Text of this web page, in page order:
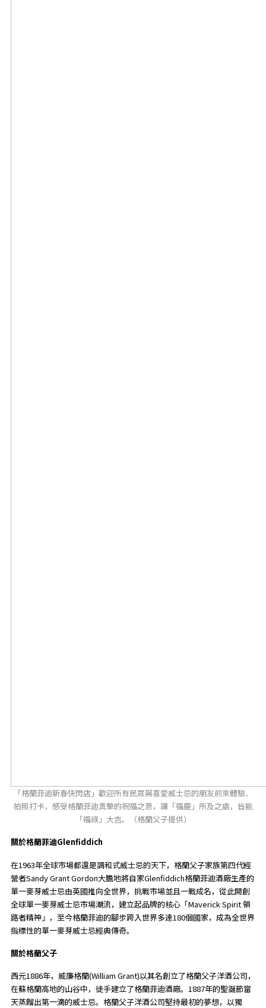
「格蘭菲迪新春快閃店」歡迎所有民眾與喜愛威士忌的朋友前來體驗、
拍照打卡，感受格蘭菲迪真摯的祝福之意，讓「福鹿」所及之處，皆能
「福祿」大吉。（格蘭父子提供）
關於格蘭菲迪Glenfiddich
在1963年全球市場都還是調和式威士忌的天下，格蘭父子家族第四代經
營者Sandy Grant Gordon大膽地將自家Glenfiddich格蘭菲迪酒廠生產的
單一麥芽威士忌由英國推向全世界，挑戰市場並且一戰成名，從此開創
全球單一麥芽威士忌市場潮流，建立起品牌的核心「Maverick Spirit 領
路者精神」，至今格蘭菲迪的腳步跨入世界多達180個國家，成為全世界
指標性的單一麥芽威士忌經典傳奇。
關於格蘭父子
西元1886年，威廉格蘭(William Grant)以其名創立了格蘭父子洋酒公司，
在蘇格蘭高地的山谷中，徒手建立了格蘭菲迪酒廠。1887年的聖誕節當
天蒸餾出第一滴的威士忌。格蘭父子洋酒公司堅持最初的夢想，以獨